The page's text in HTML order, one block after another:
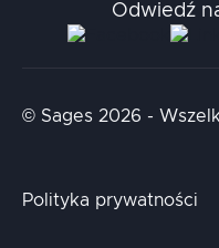
Aidapta
AI & NLP Day
Odwiedź
© Sages 2026 -
Polityka prywatności